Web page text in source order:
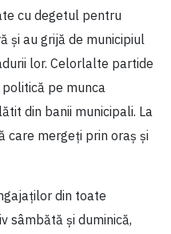
cu degetul pentru
și au grijă de municipiul
lor. Celorlalte partide
pe munca
din banii municipali. La
care mergeți prin oraș și
din toate
sâmbătă și duminică,